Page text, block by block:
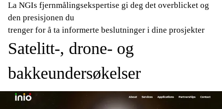
La NGIs fjernmålingsekspertise gi deg det overblicket og
den presisjonen du
trenger for å ta informerte beslutninger i dine prosjekter
Satelitt-, drone- og
bakkeundersøkelser